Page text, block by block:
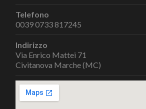
Telefono
0039 0733 817245
Indirizzo
Via Enrico Mattei 71
Civitanova Marche (MC)